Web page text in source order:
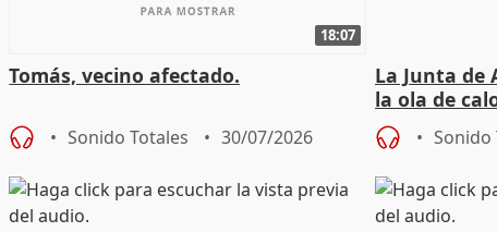
18:07
Tomás, vecino afectado.
Sonido Totales 30/07/2026
La Junta de
la ola de
importancia
Sonido